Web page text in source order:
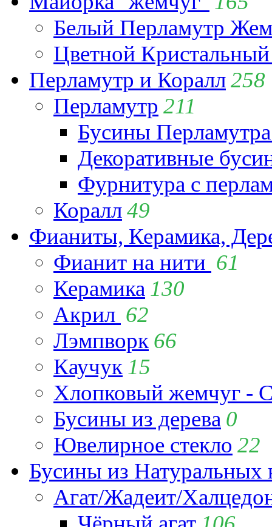
Белый Перламутр
Цветной
Перламутр и Коралл258
Перламутр 211
Бусины
Декоративные
Фурнитура с
Коралл49
Фианиты, Керамика,
Фианит на нити 61
Керамика 130
Акрил 62
Лэмпворк 66
Каучук 15
Хлопковый жемчуг -
Бусины из дерева 0
Ювелирное стекло 22
Бусины из Натуральных
Агат/Жадеит/